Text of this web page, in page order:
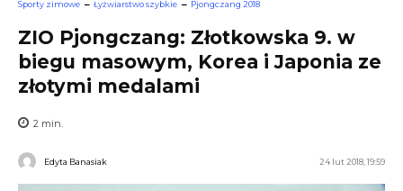
Sporty zimowe Łyżwiarstwo szybkie Pjongczang 2018
ZIO Pjongczang: Złotkowska 9. w
biegu masowym, Korea i Japonia ze
złotymi medalami
2 min.
Edyta Banasiak 24 lut 2018, 19:59